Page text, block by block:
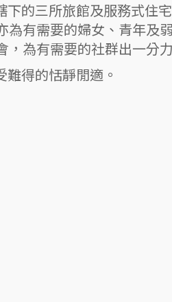
的三所旅館及服務式住
有需要的婦女、青年及
為有需要的社群出一分
得的恬靜閒適。